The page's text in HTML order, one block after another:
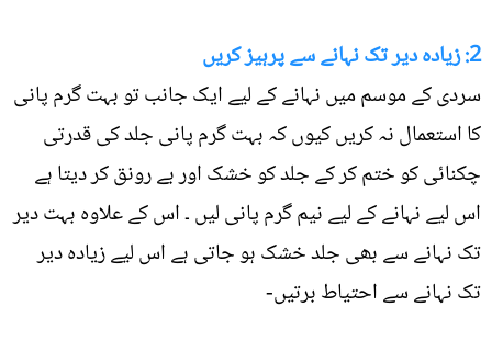
2: زیادہ دیر تک نہانے سے پرہیز کریں
سردی کے موسم میں نہانے کے لیے ایک جانب تو بہت گرم پانی
کا استعمال نہ کریں کیوں کہ بہت گرم پانی جلد کی قدرتی
چکنائی کو ختم کر کے جلد کو خشک اور بے رونق کر دیتا ہے
اس لیے نہانے کے لیے نیم گرم پانی لیں ۔ اس کے علاوہ بہت دیر
تک نہانے سے بھی جلد خشک ہو جاتی ہے اس لیے زیادہ دیر
تک نہانے سے احتیاط برتیں-